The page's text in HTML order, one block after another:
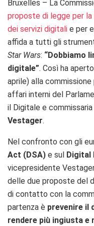
Bruxelles – La
proposte di legge per
dei servizi digitali e per
affida a tutti gli
Star Wars: “Dobbiamo
digitale”. Così ha
aprile) alla
affari interni del
il Digitale e
Vestager.
Nel confronto con gli
Act (DSA) e sul Digital
vicepresidente
delle due proposte del
di contatto con la
partenza è prevenire il
rendere più ingiusta e